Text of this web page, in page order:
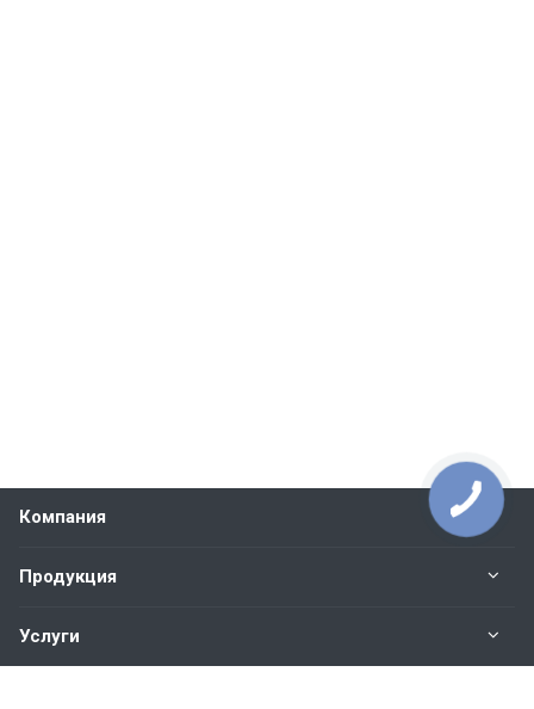
Компания
Продукция
Услуги